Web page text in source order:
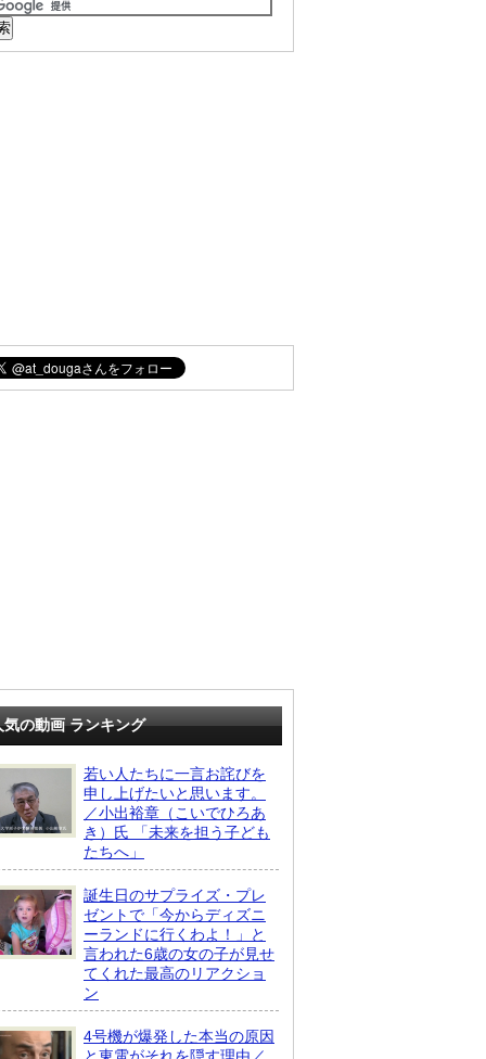
気の動画 ランキング
若い人たちに一言お詫びを
申し上げたいと思います。
／小出裕章（こいでひろあ
き）氏 「未来を担う子ども
たちへ」
誕生日のサプライズ・プレ
ゼントで「今からディズニ
ーランドに行くわよ！」と
言われた6歳の女の子が見せ
てくれた最高のリアクショ
ン
4号機が爆発した本当の原因